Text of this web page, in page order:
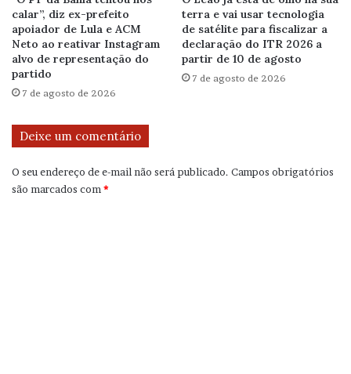
calar”, diz ex-prefeito
apoiador de Lula e ACM
Neto ao reativar Instagram
alvo de representação do
partido
7 de agosto de 2026
terra e vai usar tecnologia
de satélite para fiscalizar a
declaração do ITR 2026 a
partir de 10 de agosto
7 de agosto de 2026
Deixe um comentário
O seu endereço de e-mail não será publicado. Campos obrigatórios
são marcados com *